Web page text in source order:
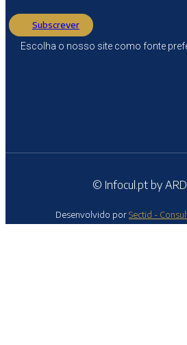
Subscrever
Escolha o nosso site como fonte
© Infocul.pt by
Desenvolvido porSectid -